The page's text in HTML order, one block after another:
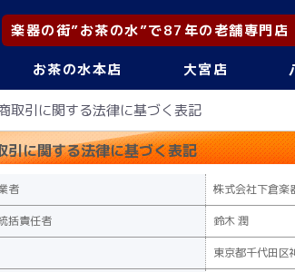
楽器の街”お茶の水”で87年の老舗専門
お茶の水本店 大宮店
取引に関する法律に基づく表記
引に関する法律に基づく表記
者 株式会社下倉楽
括責任者 鈴木 潤
東京都千代田区